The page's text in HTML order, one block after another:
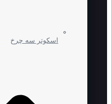
اسکوتر سه چرخ